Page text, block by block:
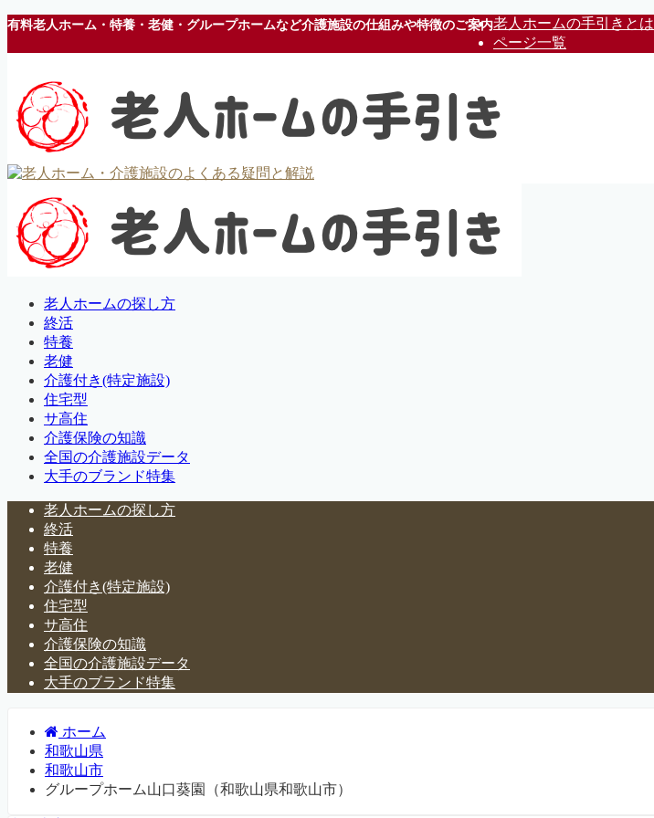
有料老人ホーム・特養・老健・グループホームなど介護施設の仕組みや特徴のご案内老人ホームの手引きとは
ページ一覧
老人ホームの探し方
終活
特養
老健
介護付き(特定施設)
住宅型
サ高住
介護保険の知識
全国の介護施設データ
大手のブランド特集
老人ホームの探し方
終活
特養
老健
介護付き(特定施設)
住宅型
サ高住
介護保険の知識
全国の介護施設データ
大手のブランド特集
ホーム
和歌山県
和歌山市
グループホーム山口葵園（和歌山県和歌山市）